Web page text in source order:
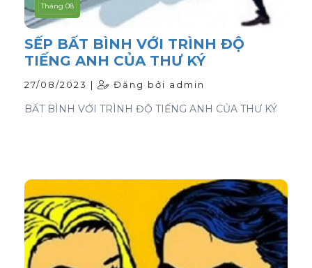
Tháng 08
SẾP BẤT BÌNH VỚI TRÌNH ĐỘ
TIẾNG ANH CỦA THƯ KÝ
27/08/2023 | Đăng bởi admin
BẤT BÌNH VỚI TRÌNH ĐỘ TIẾNG ANH CỦA THƯ KÝ